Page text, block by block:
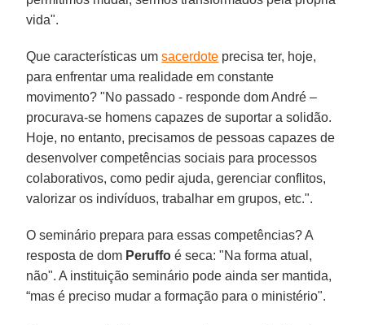
vida".
Que características umsacerdote precisa ter, hoje,
para enfrentar uma realidade em constante
movimento? "No passado - responde dom André –
procurava-se homens capazes de suportar a solidão.
Hoje, no entanto, precisamos de pessoas capazes de
desenvolver competências sociais para processos
colaborativos, como pedir ajuda, gerenciar conflitos,
valorizar os indivíduos, trabalhar em grupos, etc.".
O seminário prepara para essas competências? A
resposta de dom Peruffo é seca: "Na forma atual,
não". A instituição seminário pode ainda ser mantida,
“mas é preciso mudar a formação para o ministério".